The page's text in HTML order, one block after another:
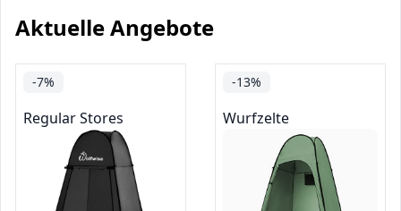
Aktuelle Angebote
-7%
Regular Stores
-13%
Wurfzelte